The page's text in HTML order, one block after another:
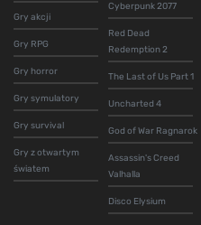
Gry akcji
Gry RPG
Gry horror
Gry symulatory
Gry survival
Gry z otwartym
światem
Cyberpunk 2077
Red Dead
Redemption 2
The Last of Us Part 1
Uncharted 4
God of War Ragnarok
Assassin's Creed
Valhalla
Disco Elysium